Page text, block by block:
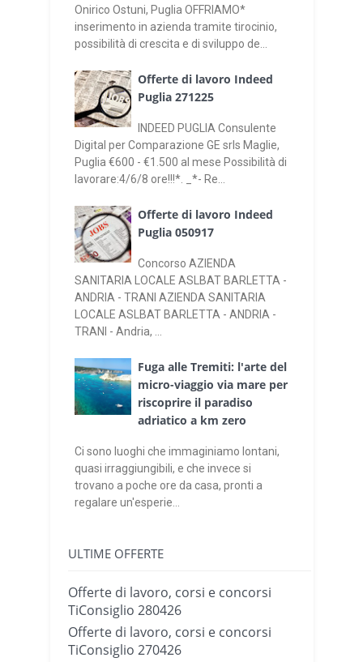
Onirico Ostuni, Puglia OFFRIAMO*
inserimento in azienda tramite tirocinio,
possibilità di crescita e di sviluppo de...
Offerte di lavoro Indeed
Puglia 271225
INDEED PUGLIA Consulente
Digital per Comparazione GE srls Maglie,
Puglia €600 - €1.500 al mese Possibilità di
lavorare:4/6/8 ore!!!*. _*- Re...
Offerte di lavoro Indeed
Puglia 050917
Concorso AZIENDA
SANITARIA LOCALE ASLBAT BARLETTA -
ANDRIA - TRANI AZIENDA SANITARIA
LOCALE ASLBAT BARLETTA - ANDRIA -
TRANI - Andria, ...
Fuga alle Tremiti: l'arte del
micro-viaggio via mare per
riscoprire il paradiso
adriatico a km zero
Ci sono luoghi che immaginiamo lontani,
quasi irraggiungibili, e che invece si
trovano a poche ore da casa, pronti a
regalare un'esperie...
ULTIME OFFERTE
Offerte di lavoro, corsi e concorsi
TiConsiglio 280426
Offerte di lavoro, corsi e concorsi
TiConsiglio 270426